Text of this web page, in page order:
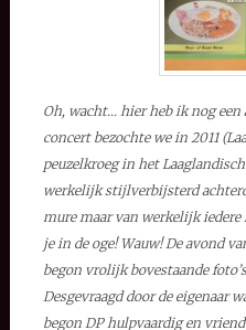
Oh, wacht… hier heb ik nog
concert bezochte we in 2011
peuzelkroeg in het
werkelijk stijlverbijsterd
mure maar van werkelijk
je in de oge! Wauw! De avond
begon vrolijk bovestaande
Desgevraagd door de eigenaar
begon DP hulpvaardig en